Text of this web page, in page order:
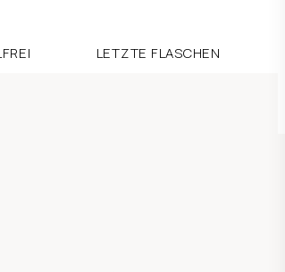
LETZTE FLASCHEN